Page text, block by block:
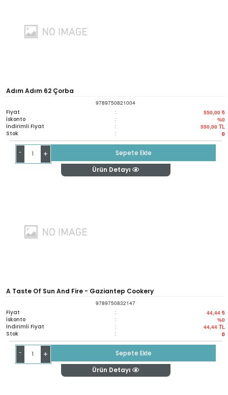
Adım Adım 62 Çorba
9789750821004
Fiyat : 550,00 ₺
İskonto : %0
İndirimli Fiyat : 550,00 TL
Stok : 0
- +
Sepete Ekle
Ürün Detayı
A Taste Of Sun And Fire - Gaziantep Cookery
9789750832147
Fiyat : 44,44 ₺
İskonto : %0
İndirimli Fiyat : 44,44 TL
Stok : 0
- +
Sepete Ekle
Ürün Detayı